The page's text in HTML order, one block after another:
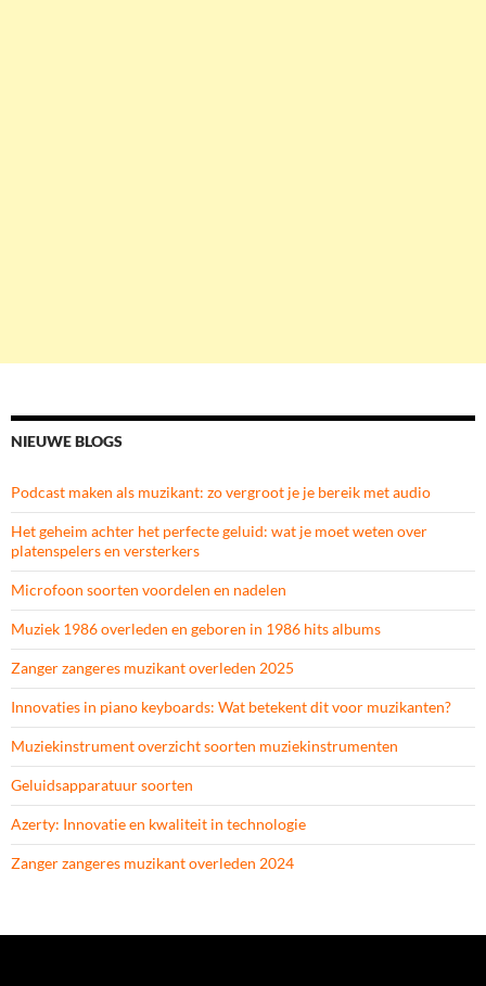
NIEUWE BLOGS
Podcast maken als muzikant: zo vergroot je je bereik met audio
Het geheim achter het perfecte geluid: wat je moet weten over
platenspelers en versterkers
Microfoon soorten voordelen en nadelen
Muziek 1986 overleden en geboren in 1986 hits albums
Zanger zangeres muzikant overleden 2025
Innovaties in piano keyboards: Wat betekent dit voor muzikanten?
Muziekinstrument overzicht soorten muziekinstrumenten
Geluidsapparatuur soorten
Azerty: Innovatie en kwaliteit in technologie
Zanger zangeres muzikant overleden 2024